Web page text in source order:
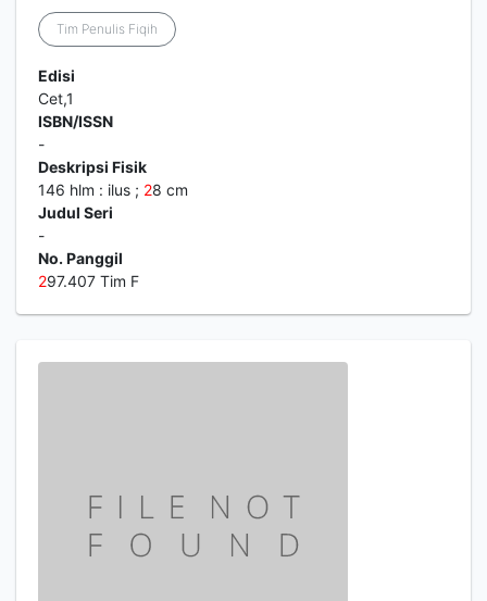
Tim Penulis Fiqih
Edisi
Cet,1
ISBN/ISSN
-
Deskripsi Fisik
146 hlm : ilus ; 28 cm
Judul Seri
-
No. Panggil
297.407 Tim F